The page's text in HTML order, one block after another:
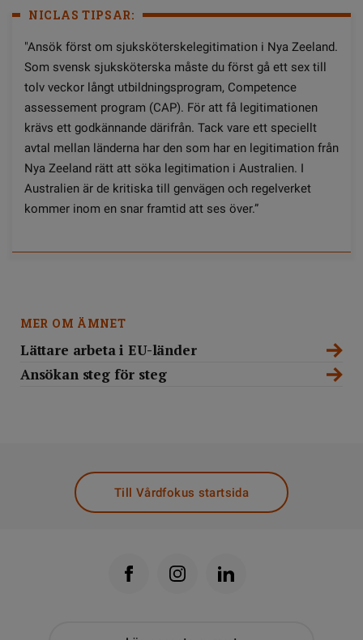
NICLAS TIPSAR:
"Ansök först om sjuksköterskelegitimation i Nya Zeeland.
Som svensk sjuksköterska måste du först gå ett sex till
tolv veckor långt utbildningsprogram, Competence
assessement program (CAP). För att få legitimationen
krävs ett godkännande därifrån. Tack vare ett speciellt
avtal mellan länderna har den som har en legitimation från
Nya Zeeland rätt att söka legitimation i Australien. I
Australien är de kritiska till genvägen och regelverket
kommer inom en snar framtid att ses över.”
MER OM ÄMNET
Lättare arbeta i EU-länder
Ansökan steg för steg
Till Vårdfokus startsida